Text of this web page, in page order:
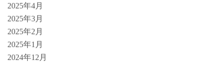
2025年4月
2025年3月
2025年2月
2025年1月
2024年12月